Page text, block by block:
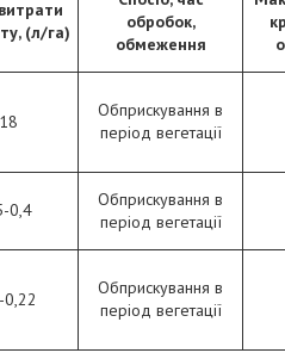
(л/га)
обробок,
обмеження
Обприскування в
період вегетації
0,4
Обприскування в
період вегетації
Обприскування в
період вегетації